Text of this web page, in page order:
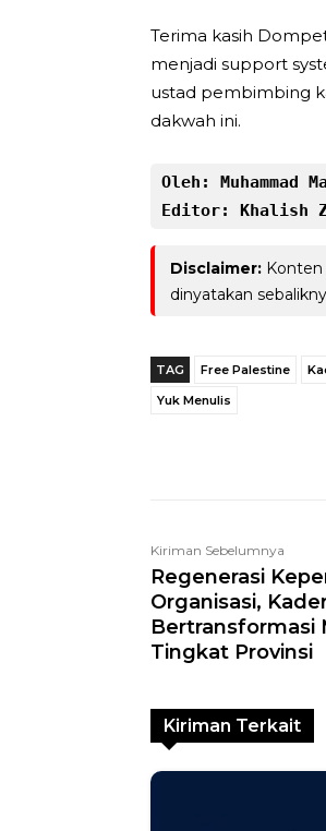
Terima kasih
menjadi support
ustad pembimbing
dakwah ini.
Oleh: Muhammad
Editor: Khalish
Disclaimer:
dinyatakan
TAG Free Palestine
Yuk Menulis
Kiriman Sebelumnya
Regenerasi
Organisasi,
Bertransformasi
Tingkat Provinsi
Kiriman Terkait